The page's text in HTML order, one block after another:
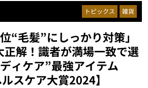
トピックス 雑貨
“毛髪”にしっかり対策」
解！識者が満場一致で選
ィケア”最強アイテム
スケア大賞2024】